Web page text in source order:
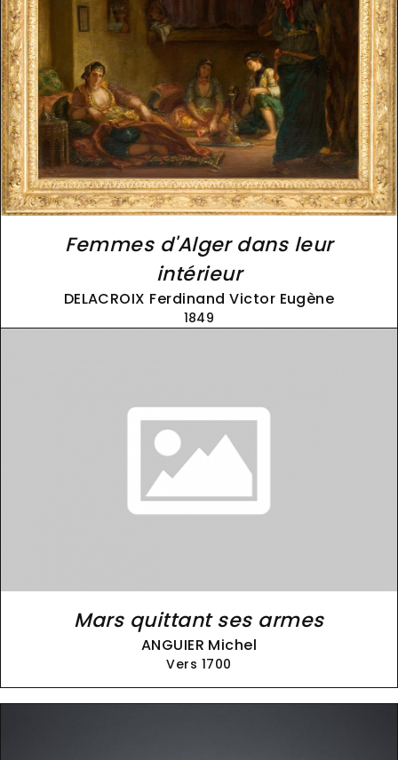
Femmes d'Alger dans leur
intérieur
DELACROIX Ferdinand Victor Eugène
1849
Mars quittant ses armes
ANGUIER Michel
Vers 1700